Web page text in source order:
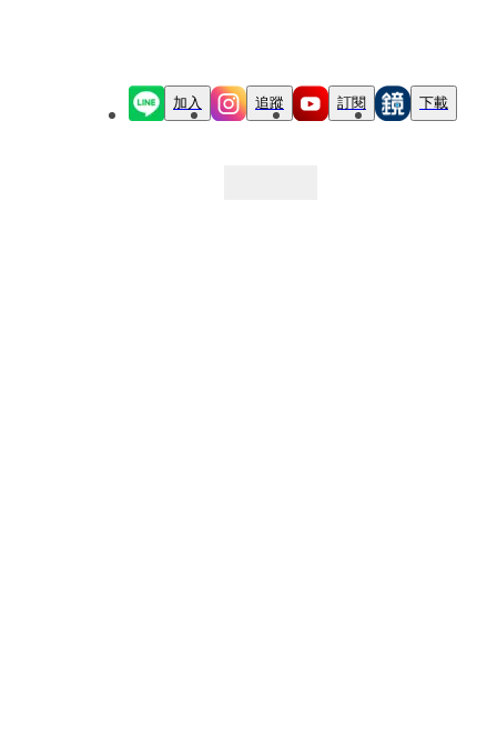
加入 追蹤 訂閱 下載